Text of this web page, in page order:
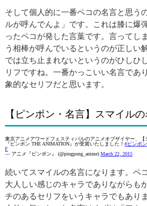
そして個人的に一番ペコの名言と思う
ルが呼んでんよ」です。これは膝に爆
ったペコが発した言葉です。言ってし
う相棒が呼んでいるというのが正しい
では立ち止まれないというのがひしひ
リフですね。一番かっこいい名言であ
象的なセリフだと思います。
【ピンポン・名言】スマイル
東京アニメアワードフェスティバルのアニメオブザイヤー、【
『ピンポン THE ANIMATION』が受賞いたしました！ #ピンポ
F
— アニメ『ピンポン』 (@pingpong_anime) March 22, 2015
続いてスマイルの名言になります。ペ
大人しい感じのキャラでありながらも
チのあるセリフをいうキャラでもあり